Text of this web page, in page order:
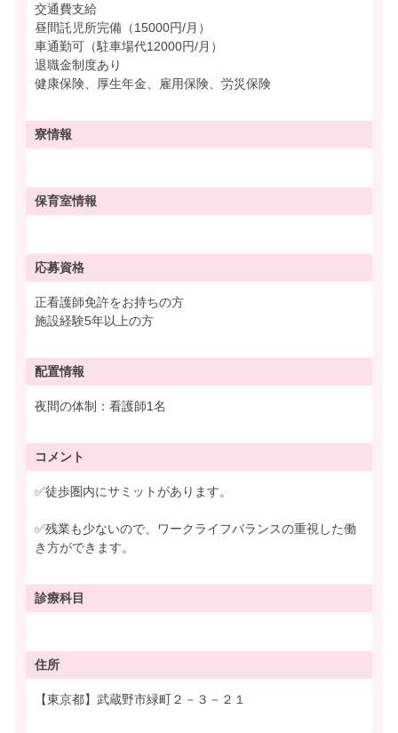
交通費支給
昼間託児所完備（15000円/月）
車通勤可（駐車場代12000円/月）
退職金制度あり
健康保険、厚生年金、雇用保険、労災保険
寮情報
保育室情報
応募資格
正看護師免許をお持ちの方
施設経験5年以上の方
配置情報
夜間の体制：看護師1名
コメント
✅徒歩圏内にサミットがあります。
✅残業も少ないので、ワークライフバランスの重視した働
き方ができます。
診療科目
住所
【東京都】武蔵野市緑町２－３－２１